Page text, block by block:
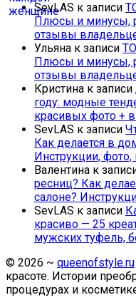
SevLAS к записи
Плюсы и минусы,
отзывы
Ульяна к записи
Плюсы и минусы,
отзывы
Кристина к записи
году: модные
красивых фото +
SevLAS к записи
Как делается в
Инструкции,
Валентина к
ресниц? Как
салоне?
SevLAS к записи
красиво — 25
мужских туфель,
© 2026 ~ queenofstyle.ru
красоте. Истории
процедурах и